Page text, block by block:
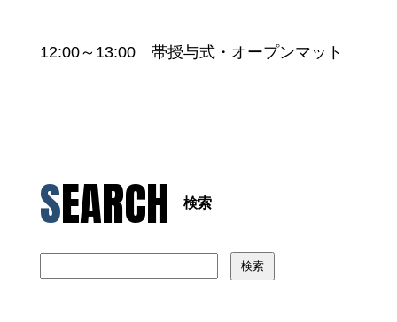
12:00～13:00 帯授与式・オープンマット
SEARCH 検索
検索